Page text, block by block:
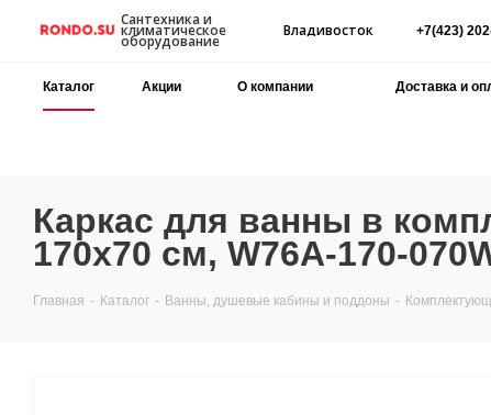
Сантехника и
климатическое
оборудование
Владивосток +7(423)
Каталог Акции О компании Доставка и
Каркас для ванны в
170х70 см, W76A-170-
Главная - Каталог - Ванны, душевые кабины и поддоны -